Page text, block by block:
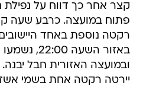
קצר אחר כך דווח על
פתוח במועצה. כרבע שעה
רקטה נוספת באחד
באזור השעה
ובמועצה האזורית חבל
יירטה רקטה אחת בשמי